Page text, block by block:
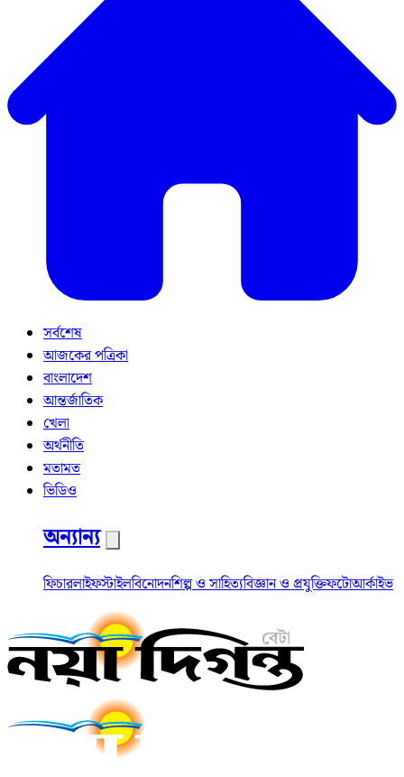
সর্বশেষ
আজকের পত্রিকা
বাংলাদেশ
আন্তর্জাতিক
খেলা
অর্থনীতি
মতামত
ভিডিও
অন্যান্য
ফিচারলাইফস্টাইলবিনোদনশিল্প ও সাহিত্যবিজ্ঞান ও প্রযুক্তিফটোআর্কাইভ